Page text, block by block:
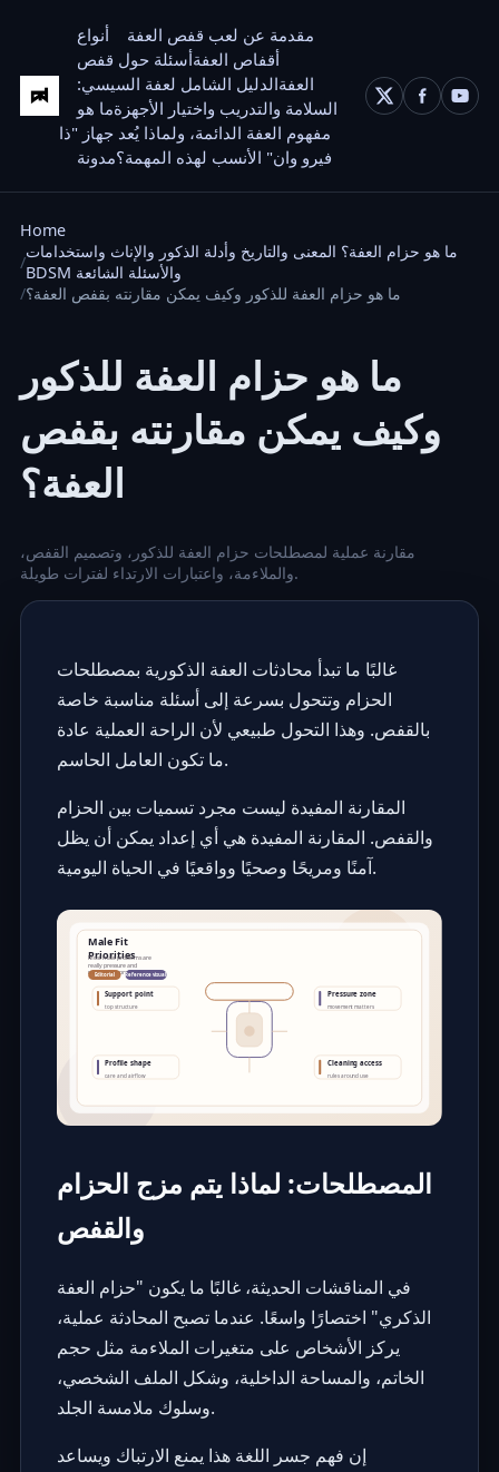
مقدمة عن لعب قفص العفة
أنواع
أقفاص العفةأسئلة حول قفص
العفةالدليل الشامل لعفة السيسي:
السلامة والتدريب واختيار الأجهزةما هو
مفهوم العفة الدائمة، ولماذا يُعد جهاز "ذا
فيرو وان" الأنسب لهذه المهمة؟مدونة
Home
ما هو حزام العفة؟ المعنى والتاريخ وأدلة الذكور والإناث واستخدامات
BDSM والأسئلة الشائعة
ما هو حزام العفة للذكور وكيف يمكن مقارنته بقفص العفة؟
ما هو حزام العفة للذكور
وكيف يمكن مقارنته بقفص
العفة؟
مقارنة عملية لمصطلحات حزام العفة للذكور، وتصميم القفص،
والملاءمة، واعتبارات الارتداء لفترات طويلة.
غالبًا ما تبدأ محادثات العفة الذكورية بمصطلحات
الحزام وتتحول بسرعة إلى أسئلة مناسبة خاصة
بالقفص. وهذا التحول طبيعي لأن الراحة العملية عادة
ما تكون العامل الحاسم.
المقارنة المفيدة ليست مجرد تسميات بين الحزام
والقفص. المقارنة المفيدة هي أي إعداد يمكن أن يظل
آمنًا ومريحًا وصحيًا وواقعيًا في الحياة اليومية.
المصطلحات: لماذا يتم مزج الحزام
والقفص
في المناقشات الحديثة، غالبًا ما يكون "حزام العفة
الذكري" اختصارًا واسعًا. عندما تصبح المحادثة عملية،
يركز الأشخاص على متغيرات الملاءمة مثل حجم
الخاتم، والمساحة الداخلية، وشكل الملف الشخصي،
وسلوك ملامسة الجلد.
إن فهم جسر اللغة هذا يمنع الارتباك ويساعد